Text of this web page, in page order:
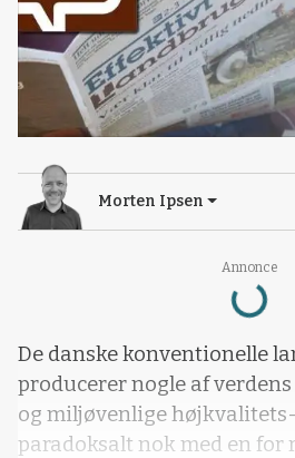
Annonce
Loading...
Morten Ipsen
De danske konventionelle
producerer nogle af
og miljøvenlige
paradoksalt nok med en for